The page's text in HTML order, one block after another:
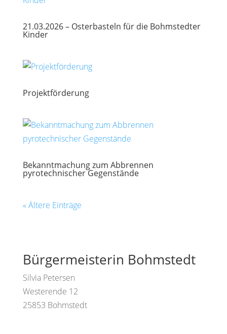
21.03.2026 – Osterbasteln für die Bohmstedter
Kinder
Projektförderung
Bekanntmachung zum Abbrennen
pyrotechnischer Gegenstände
« Ältere Einträge
Bürgermeisterin Bohmstedt
Silvia Petersen
Westerende 12
25853 Bohmstedt